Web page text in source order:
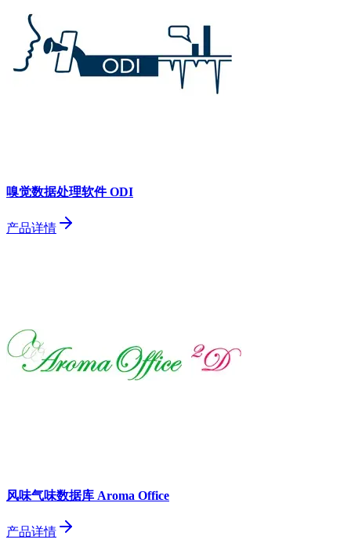
嗅觉数据处理软件 ODI
产品详情
风味气味数据库 Aroma Office
产品详情